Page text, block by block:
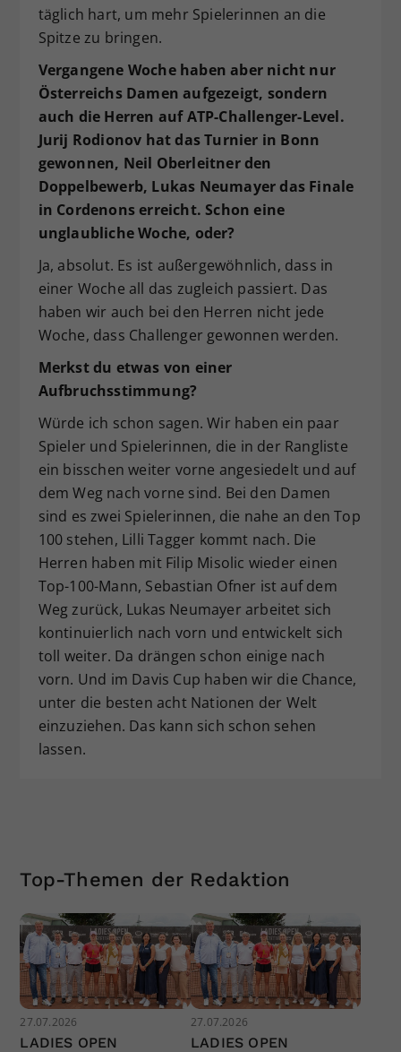
täglich hart, um mehr Spielerinnen an die
Spitze zu bringen.
Vergangene Woche haben aber nicht nur
Österreichs Damen aufgezeigt, sondern
auch die Herren auf ATP-Challenger-Level.
Jurij Rodionov hat das Turnier in Bonn
gewonnen, Neil Oberleitner den
Doppelbewerb, Lukas Neumayer das Finale
in Cordenons erreicht. Schon eine
unglaubliche Woche, oder?
Ja, absolut. Es ist außergewöhnlich, dass in
einer Woche all das zugleich passiert. Das
haben wir auch bei den Herren nicht jede
Woche, dass Challenger gewonnen werden.
Merkst du etwas von einer
Aufbruchsstimmung?
Würde ich schon sagen. Wir haben ein paar
Spieler und Spielerinnen, die in der Rangliste
ein bisschen weiter vorne angesiedelt und auf
dem Weg nach vorne sind. Bei den Damen
sind es zwei Spielerinnen, die nahe an den Top
100 stehen, Lilli Tagger kommt nach. Die
Herren haben mit Filip Misolic wieder einen
Top-100-Mann, Sebastian Ofner ist auf dem
Weg zurück, Lukas Neumayer arbeitet sich
kontinuierlich nach vorn und entwickelt sich
toll weiter. Da drängen schon einige nach
vorn. Und im Davis Cup haben wir die Chance,
unter die besten acht Nationen der Welt
einzuziehen. Das kann sich schon sehen
lassen.
Top-Themen der Redaktion
27.07.2026
LADIES OPEN
27.07.2026
LADIES OPEN